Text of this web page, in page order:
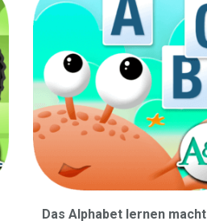
Das Alphabet lernen